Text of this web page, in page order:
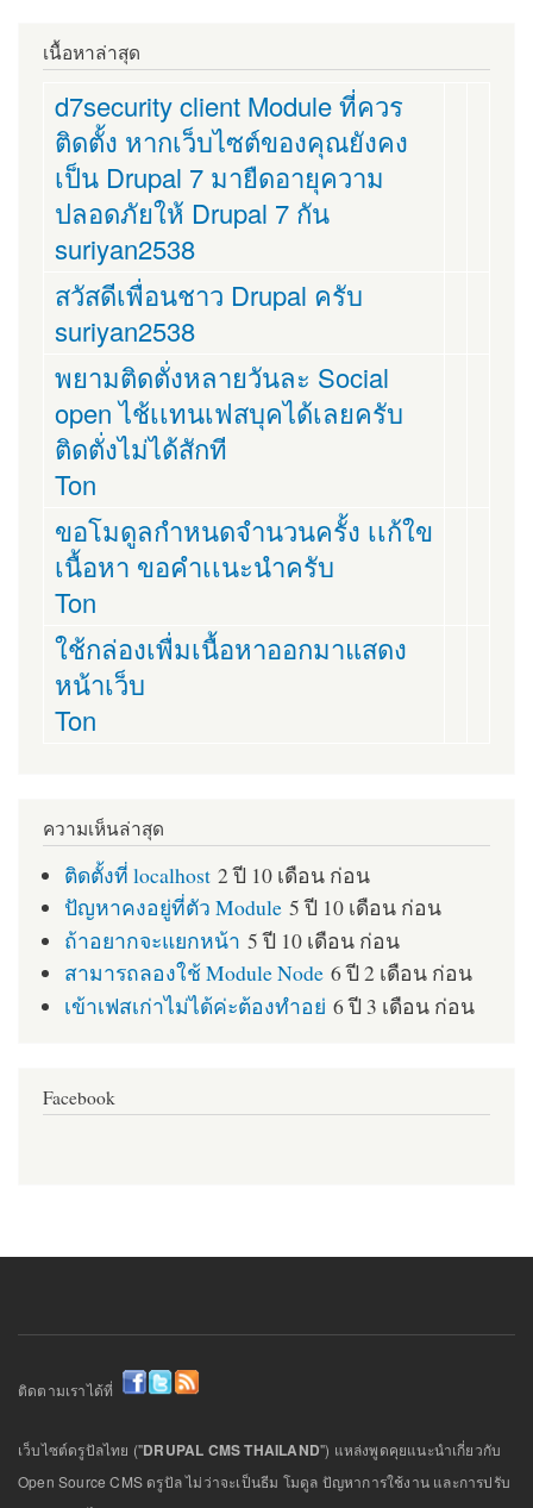
เนื้อหาล่าสุด
d7security client Module ที่ควร
ติดตั้ง หากเว็บไซต์ของคุณยังคง
เป็น Drupal 7 มายืดอายุความ
ปลอดภัยให้ Drupal 7 กัน
suriyan2538
สวัสดีเพื่อนชาว Drupal ครับ
suriyan2538
พยามติดตั่งหลายวันละ Social
open ไช้เเทนเฟสบุคได้เลยครับ
ติดตั่งไม่ได้สักที
Ton
ขอโมดูลกำหนดจำนวนครั้ง เเก้ใข
เนื้อหา ขอคำเเนะนำครับ
Ton
ใช้กล่องเพื่มเนื้อหาออกมาแสดง
หน้าเว็บ
Ton
ความเห็นล่าสุด
ติดตั้งที่ localhost 2 ปี 10 เดือน ก่อน
ปัญหาคงอยู่ที่ตัว Module 5 ปี 10 เดือน ก่อน
ถ้าอยากจะแยกหน้า 5 ปี 10 เดือน ก่อน
สามารถลองใช้ Module Node 6 ปี 2 เดือน ก่อน
เข้าเฟสเก่าไม่ได้ค่ะต้องทำอย่ 6 ปี 3 เดือน ก่อน
Facebook
ติดตามเราได้ที่
เว็บไซต์ดรูปัลไทย ("DRUPAL CMS THAILAND") แหล่งพูดคุยแนะนำเกี่ยวกับ
Open Source CMS ดรูปัล ไม่ว่าจะเป็นธีม โมดูล ปัญหาการใช้งาน และการปรับ